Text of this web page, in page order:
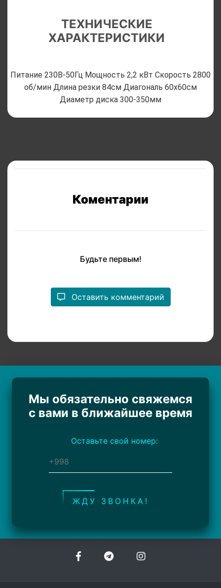
ТЕХНИЧЕСКИЕ
ХАРАКТЕРИСТИКИ
Питание 230В-50Гц Мощность 2,2 кВт Скорость 2800
об/мин Длина резки 84см Диагональ 60х60см
Диаметр диска 300-350мм
Коментарии
Будьте первым!
Оставить комментарий
Мы обязательно свяжемся
с вами в ближайшее время
Оставьте свой номер:
ЖДУ ЗВОНКА!